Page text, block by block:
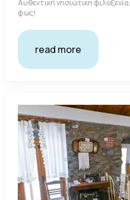
Αυθεντική νησιώτικη
φως!
read more